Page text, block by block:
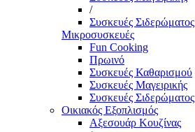
/
Συσκευές Σιδερώματος
Μικροσυσκευές
Fun Cooking
Πρωινό
Συσκευές Καθαρισμού
Συσκευές Μαγειρικής
Συσκευές Σιδερώματος
Οικιακός Εξοπλισμός
Αξεσουάρ Κουζίνας